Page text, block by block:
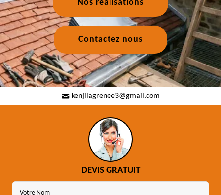
Nos réalisations
Contactez nous
kenjilagrenee3@gmail.com
DEVIS GRATUIT